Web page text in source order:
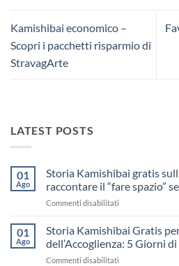
Kamishibai economico –
Scopri i pacchetti risparmio di
StravagArte
LATEST POSTS
01
Ago
Storia Kamishibai gratis
raccontare il “fare spazio”
Commenti disabilitati
Kamishibai
sull’Accoglienza:
01
Ago
Storia Kamishibai Gratis
dell’Accoglienza: 5 Giorni
Commenti disabilitati